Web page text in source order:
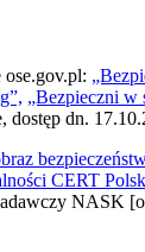
„Bezpieczni w
dostęp dn.
CERT
NASK